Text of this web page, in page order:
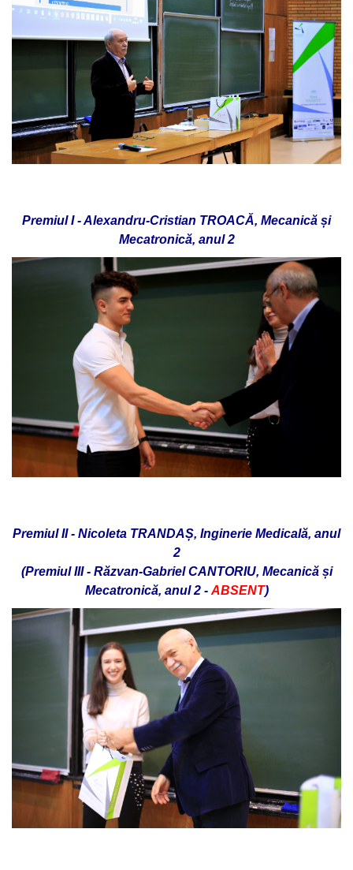
Premiul I - Alexandru-Cristian TROACĂ, Mecanică și
Mecatronică, anul 2
Premiul II - Nicoleta TRANDAȘ, Inginerie Medicală, anul
2
(Premiul III - Răzvan-Gabriel CANTORIU, Mecanică și
Mecatronică, anul 2 - ABSENT)